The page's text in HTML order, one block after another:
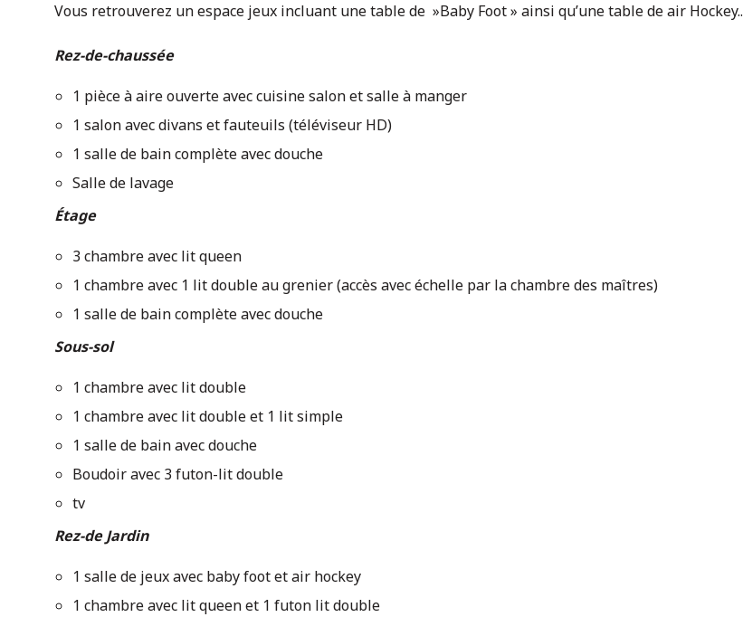
Vous retrouverez un espace jeux incluant une table de »Baby Foot » ainsi qu’une table de air Hockey..
Rez-de-chaussée
1 pièce à aire ouverte avec cuisine salon et salle à manger
1 salon avec divans et fauteuils (téléviseur HD)
1 salle de bain complète avec douche
Salle de lavage
Étage
3 chambre avec lit queen
1 chambre avec 1 lit double au grenier (accès avec échelle par la chambre des maîtres)
1 salle de bain complète avec douche
Sous-sol
1 chambre avec lit double
1 chambre avec lit double et 1 lit simple
1 salle de bain avec douche
Boudoir avec 3 futon-lit double
tv
Rez-de Jardin
1 salle de jeux avec baby foot et air hockey
1 chambre avec lit queen et 1 futon lit double